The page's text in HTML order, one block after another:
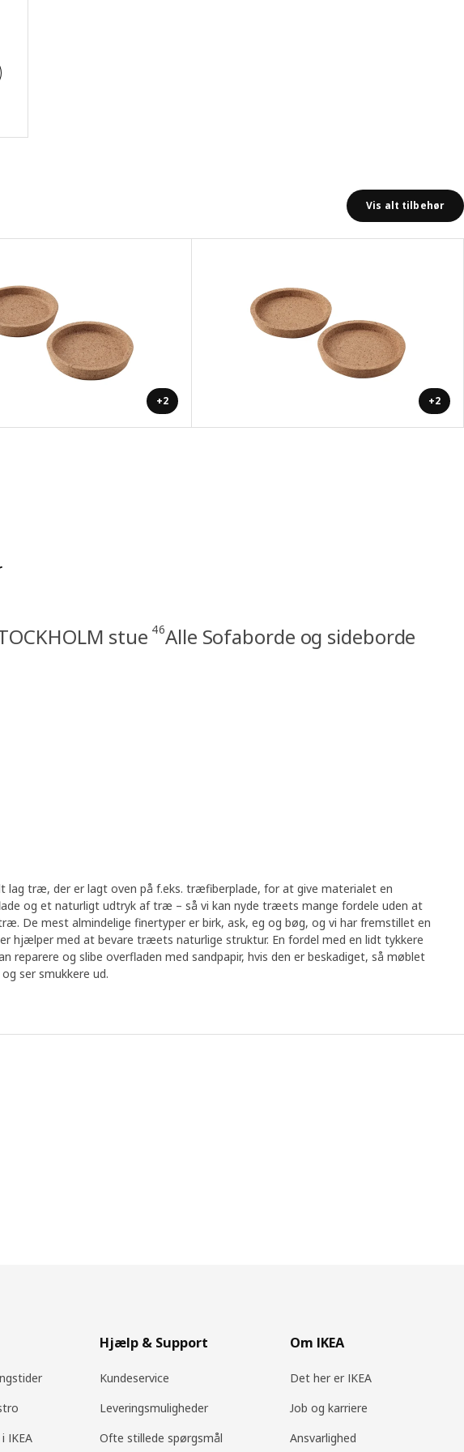
Vis alt tilbehør
+2 +2
stue 46Alle Sofaborde og sideborde
lag træ, der er lagt oven på f.eks. træfiberplade, for at give materialet en
og et naturligt udtryk af træ – så vi kan nyde træets mange fordele uden at
De mest almindelige finertyper er birk, ask, eg og bøg, og vi har fremstillet en
hjælper med at bevare træets naturlige struktur. En fordel med en lidt tykkere
reparere og slibe overfladen med sandpapir, hvis den er beskadiget, så møblet
ser smukkere ud.
IKEA
Hjælp & Support
Kundeservice
Leveringsmuligheder
Ofte stillede spørgsmål
Om IKEA
Det her er IKEA
Job og karriere
Ansvarlighed